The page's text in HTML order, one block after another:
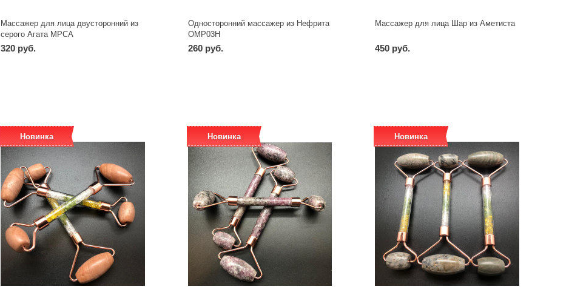
Массажер для лица двусторонний из
серого Агата МРСА
320 руб.
Односторонний массажер из Нефрита
ОМР03Н
260 руб.
Массажер для лица Шар из Аметиста
450 руб.
Новинка Новинка Новинка